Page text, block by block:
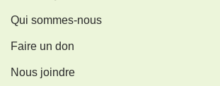
Qui sommes-nous
Faire un don
Nous joindre